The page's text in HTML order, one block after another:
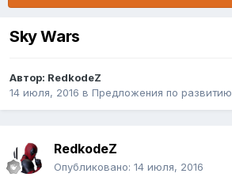
Sky Wars
Автор: RedkodeZ
14 июля, 2016 в Предложения по развитию
RedkodeZ
Опубликовано: 14 июля, 2016